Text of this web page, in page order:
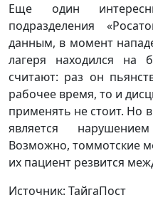
Еще один
подразделения
данным, в момент
лагеря находился на
считают: раз он
рабочее время, то и
применять не стоит. Но
является
Возможно, томмотские
их пациент резвится
Источник: ТайгаПост